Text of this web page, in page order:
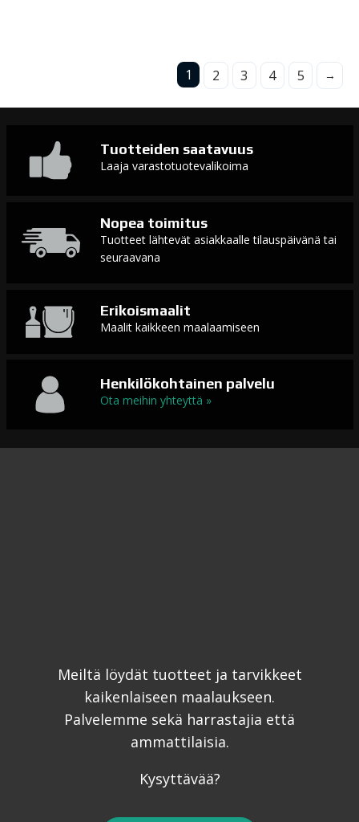
1 2 3 4 5 →
Tuotteiden saatavuus
Laaja varastotuotevalikoima
Nopea toimitus
Tuotteet lähtevät asiakkaalle tilauspäivänä tai
seuraavana
Erikoismaalit
Maalit kaikkeen maalaamiseen
Henkilökohtainen palvelu
Ota meihin yhteyttä »
Meiltä löydät tuotteet ja tarvikkeet
kaikenlaiseen maalaukseen.
Palvelemme sekä harrastajia että
ammattilaisia.
Kysyttävää?